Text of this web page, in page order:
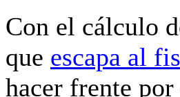
Con el cálculo
que escapa al
hacer frente